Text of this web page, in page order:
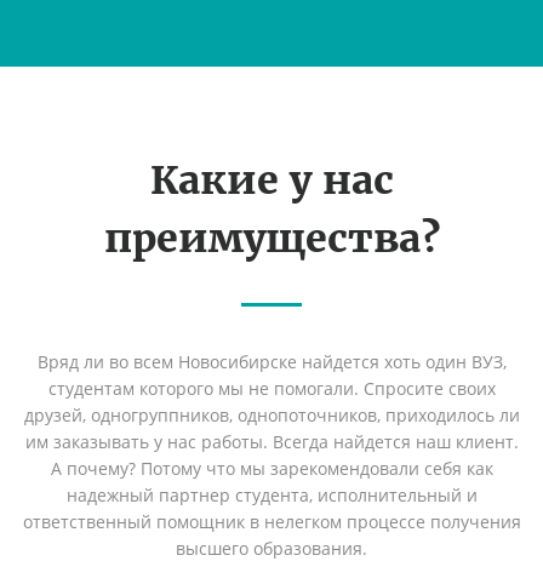
Какие у нас
преимущества?
Вряд ли во всем Новосибирске найдется хоть один ВУЗ,
студентам которого мы не помогали. Спросите своих
друзей, одногруппников, однопоточников, приходилось ли
им заказывать у нас работы. Всегда найдется наш клиент.
А почему? Потому что мы зарекомендовали себя как
надежный партнер студента, исполнительный и
ответственный помощник в нелегком процессе получения
высшего образования.